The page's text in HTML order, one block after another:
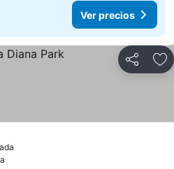
Ver precios
Compartir